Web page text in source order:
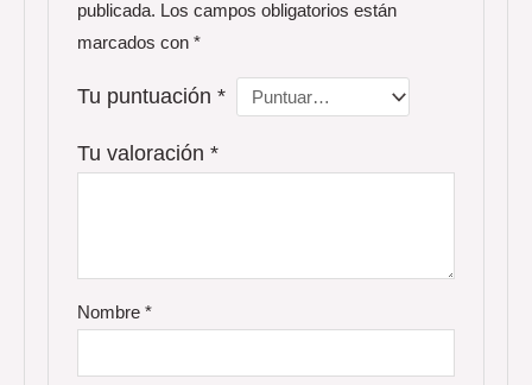
publicada. Los campos obligatorios están
marcados con*
Tu puntuación*
Tu valoración*
Nombre*